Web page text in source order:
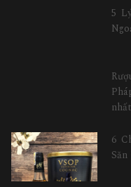
5
nhất
6